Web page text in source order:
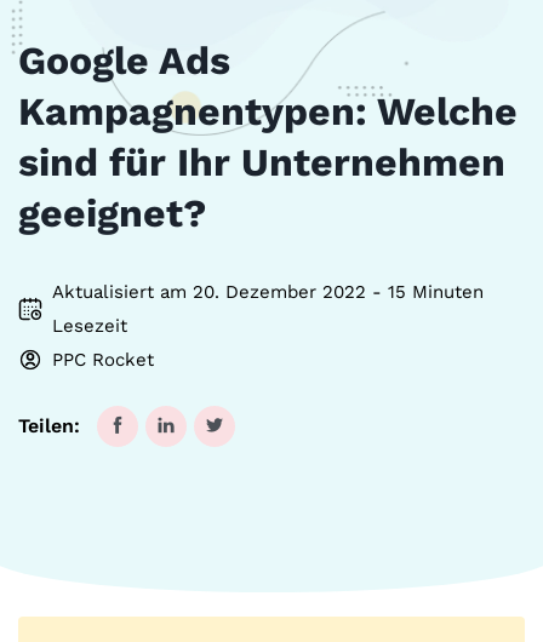
Google Ads
Kampagnentypen: Welche
sind für Ihr Unternehmen
geeignet?
Aktualisiert am 20. Dezember 2022 - 15 Minuten
Lesezeit
PPC Rocket
Teilen: